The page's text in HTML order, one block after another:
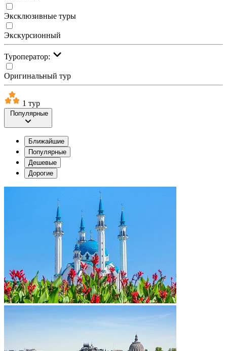
Эксклюзивные туры
Экскурсионный
Туроператор:
Оригинальный тур
1 тур
Популярные
Ближайшие
Популярные
Дешевые
Дорогие